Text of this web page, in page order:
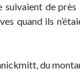
suivaient de
quand ils
du